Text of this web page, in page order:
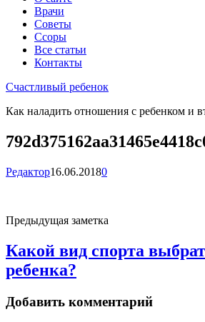
Врачи
Советы
Ссоры
Все статьи
Контакты
Счастливый ребенок
Как наладить отношения с ребенком и
Редактор16.06.20180
Предыдущая заметка
Какой вид спорта
ребенка?
Добавить комментарий